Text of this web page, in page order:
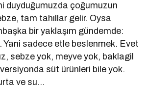
duyduğumuzda çoğumuzun
tam tahıllar gelir. Oysa
bir yaklaşım gündemde:
Yani sadece etle beslenmek. Evet
sebze yok, meyve yok, baklagil
süt ürünleri bile yok.
ve su…